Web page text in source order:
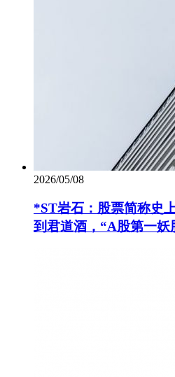
2026/05/08
*ST岩石：股票简称史
到君道酒，“A股第一妖